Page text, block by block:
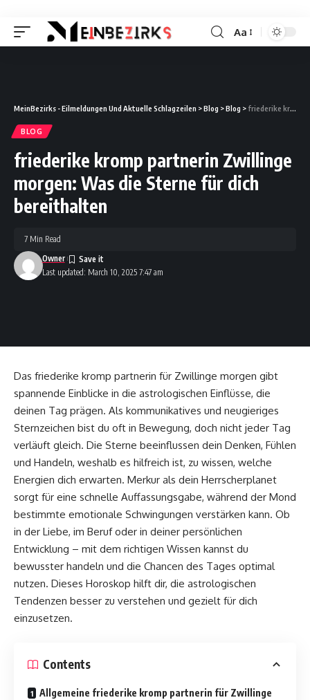
Font
Aa
MeinBezirks - Eilmeldungen Und Aktuelle Schlagzeilen >Blog >Blog > friederike kromp partnerin Zwillinge morgen: Was die Sterne für dich bereithalten
BLOG
friederike kromp partnerin Zwillinge
morgen: Was die Sterne für dich
bereithalten
Last updated: March 10, 2025 7:47 am
Owner
7 Min Read
Das friederike kromp partnerin für Zwillinge morgen gibt
spannende Einblicke in die astrologischen Einflüsse, die
deinen Tag prägen. Als kommunikatives und neugieriges
Sternzeichen bist du oft in Bewegung, doch nicht jeder Tag
verläuft gleich. Die Sterne beeinflussen dein Denken, Fühlen
und Handeln, weshalb es hilfreich ist, zu wissen, welche
Energien dich erwarten. Merkur als dein Herrscherplanet
sorgt für eine schnelle Auffassungsgabe, während der Mond
bestimmte emotionale Schwingungen verstärken kann. Ob
in der Liebe, im Beruf oder in deiner persönlichen
Entwicklung – mit dem richtigen Wissen kannst du
bewusster handeln und die Chancen des Tages optimal
nutzen. Dieses Horoskop hilft dir, die astrologischen
Tendenzen besser zu verstehen und gezielt für dich
einzusetzen.
Contents
Allgemeine friederike kromp partnerin für Zwillinge